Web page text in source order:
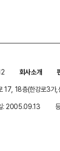
회사소개
17, 18층(한강로3가,
: 2005.09.13